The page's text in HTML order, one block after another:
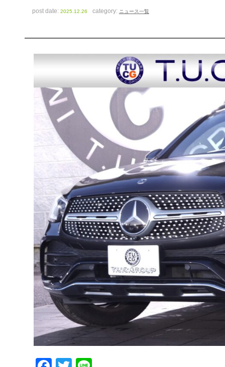
post date:2025.12.26 category: ニュース一覧